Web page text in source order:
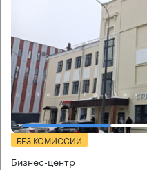
БЕЗ КОМИССИИ
Бизнес-центр